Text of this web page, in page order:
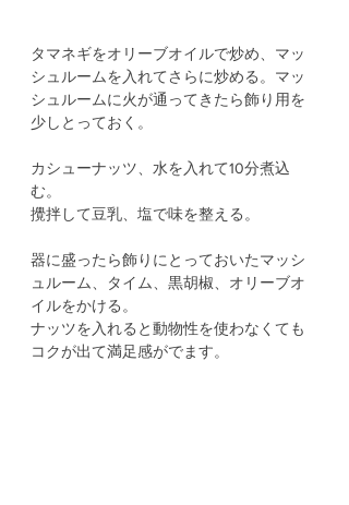
タマネギをオリーブオイルで炒め、マッ
シュルームを入れてさらに炒める。マッ
シュルームに火が通ってきたら飾り用を
少しとっておく。
カシューナッツ、水を入れて10分煮込
む。
攪拌して豆乳、塩で味を整える。
器に盛ったら飾りにとっておいたマッシ
ュルーム、タイム、黒胡椒、オリーブオ
イルをかける。
ナッツを入れると動物性を使わなくても
コクが出て満足感がでます。